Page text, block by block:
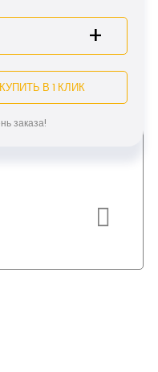
+
КУПИТЬ В 1 КЛИК
заказа!